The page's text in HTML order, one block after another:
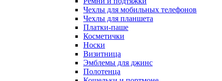
Чехлы для мобильных телефонов
Чехлы для планшета
Платки-паше
Косметички
Носки
Визитница
Эмблемы для джинс
Полотенца